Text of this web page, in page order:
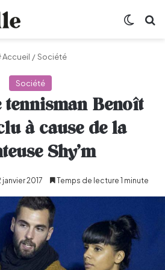
Accueil / Société
Société
tennisman Benoît
à cause de la
Shy’m
janvier 2017 Temps de lecture 1 minute